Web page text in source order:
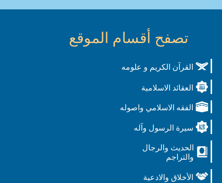
تصفح أقسام الموقع
القرآن الكريم و علومه
العقائد الاسلامية
الفقه الاسلامي واصوله
سيرة الرسول وآله
الحديث والرجال
والتراجم
الأخلاق والادعية